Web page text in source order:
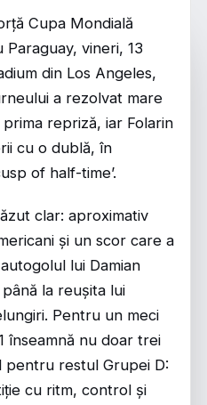
Cupa Mondială
vineri, 13
din Los Angeles,
a rezolvat mare
repriză, iar Folarin
cu o dublă, în
of half-time’.
clar: aproximativ
și un scor care a
lui Damian
la reușita lui
Pentru un meci
înseamnă nu doar trei
pentru restul Grupei D:
cu ritm, control și